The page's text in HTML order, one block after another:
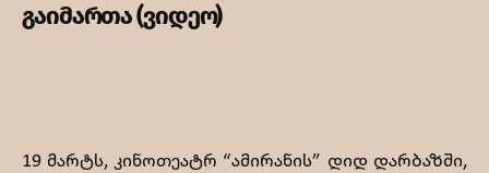
გაიმართა (ვიდეო)
19 მარტს, კინოთეატრ “ამირანის” დიდ დარბაზში,